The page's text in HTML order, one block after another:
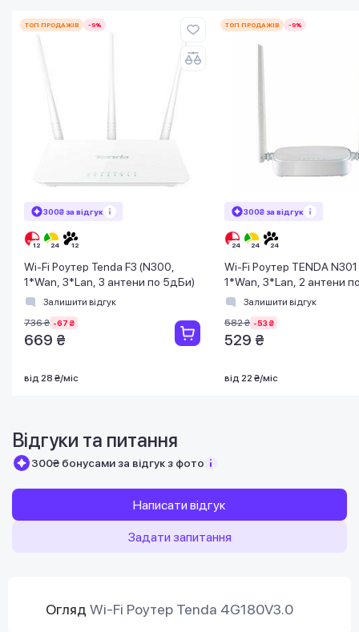
ТОП ПРОДАЖІВ -9%
300₴ за відгук
Wi-Fi Роутер Tenda F3 (N300,
1*Wan, 3*Lan, 3 антени по 5дБи)
Залишити відгук
736 ₴ -67 ₴
669 ₴
від 28 ₴/міс
ТОП ПРОДАЖІВ -9%
300₴ за відгук
Wi-Fi Роутер TENDA
1*Wan, 3*Lan, 2 антени
Залишити відгук
582 ₴ -53 ₴
529 ₴
від 22 ₴/міс
Відгуки та питання
300₴ бонусами за відгук з фото
Написати відгук
Задати запитання
Огляд Wi-Fi Роутер Tenda 4G180V3.0